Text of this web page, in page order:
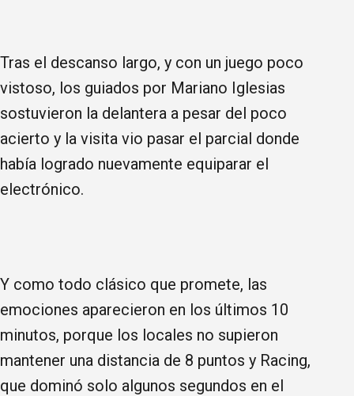
Tras el descanso largo, y con un juego poco
vistoso, los guiados por Mariano Iglesias
sostuvieron la delantera a pesar del poco
acierto y la visita vio pasar el parcial donde
había logrado nuevamente equiparar el
electrónico.
Y como todo clásico que promete, las
emociones aparecieron en los últimos 10
minutos, porque los locales no supieron
mantener una distancia de 8 puntos y Racing,
que dominó solo algunos segundos en el